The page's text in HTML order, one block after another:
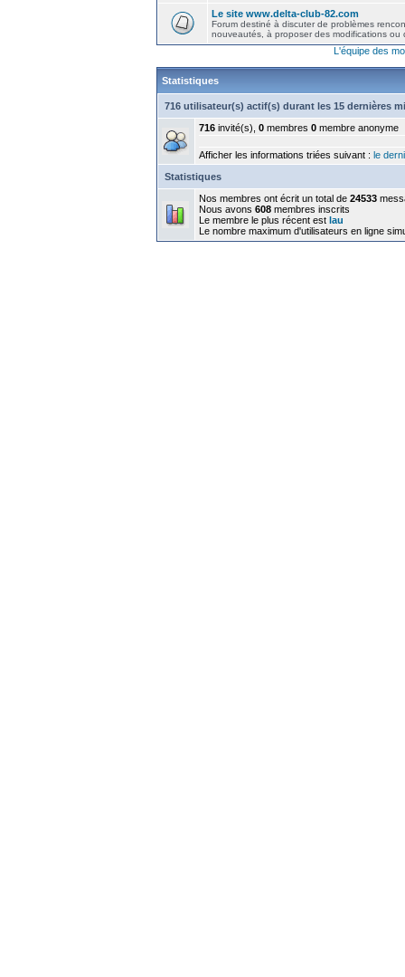
Le site www.delta-club-82.com
Forum destiné à discuter de problèmes
nouveautés, à proposer des modifications ou
L'équipe des
Statistiques
716 utilisateur(s) actif(s) durant les 15 dernières
716 invité(s), 0 membres 0 membre anonyme
Afficher les informations triées suivant : le
Statistiques
Nos membres ont écrit un total de 24533
Nous avons 608 membres inscrits
Le membre le plus récent est lau
Le nombre maximum d'utilisateurs en ligne